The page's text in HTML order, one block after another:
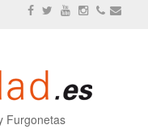
Furgonetas